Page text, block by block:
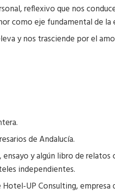
reflexivo que nos
como eje fundamental de la
y nos trasciende por el
de Andalucía.
y algún libro de
independientes.
UP Consulting,